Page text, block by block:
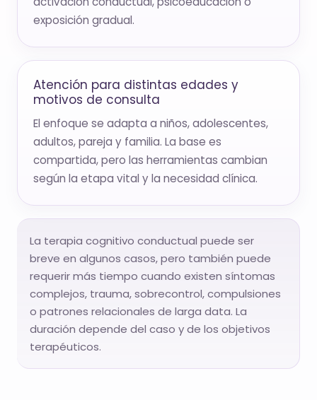
exposición gradual.
Atención para distintas edades y
motivos de consulta
El enfoque se adapta a niños, adolescentes,
adultos, pareja y familia. La base es
compartida, pero las herramientas cambian
según la etapa vital y la necesidad clínica.
La terapia cognitivo conductual puede ser
breve en algunos casos, pero también puede
requerir más tiempo cuando existen síntomas
complejos, trauma, sobrecontrol, compulsiones
o patrones relacionales de larga data. La
duración depende del caso y de los objetivos
terapéuticos.